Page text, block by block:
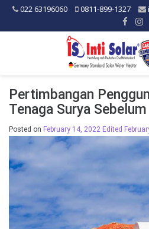
022 63196060 0811-899-1327
Pertimbangan
Tenaga Surya
Posted on February 14, 2022 Edited